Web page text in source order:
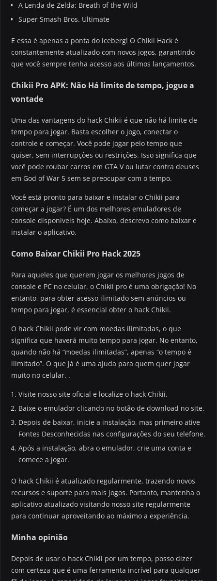
A Lenda de Zelda: Breath of the Wild
Super Smash Bros. Ultimate
E essa é apenas a ponta do iceberg! O Chikii Hack é
constantemente atualizado com novos jogos, garantindo
que você sempre tenha acesso aos últimos lançamentos.
Chikii Pro APK: Não Há limite de tempo, jogue a
vontade
Uma das vantagens do hack Chikii é que não há limite de
tempo para jogar. Basta escolher o jogo, conectar o
controle e começar. Você pode jogar pelo tempo que
quiser, sem interrupções ou restrições. Isso significa que
você pode roubar carros em GTA V ou lutar contra deuses
em God of War 5 sem se preocupar com o tempo.
Você está pronto para baixar e instalar o Chikii para
começar a jogar? É um dos melhores emuladores de
console disponíveis hoje. Abaixo, descrevo como baixar e
instalar o aplicativo.
Como Baixar Chikii Pro Hack 2025
Para aqueles que querem jogar os melhores jogos de
console e PC no celular, o Chikii pro é uma obrigação! No
entanto, para obter acesso ilimitado sem anúncios ou
tempo para jogar, é essencial obter o hack Chikii.
O hack Chikii pode vir com moedas ilimitadas, o que
significa que haverá muito tempo para jogar. No entanto,
quando não há “moedas ilimitadas”, apenas “o tempo é
ilimitado”. O que já é uma ajuda para quem quer jogar
muito no celular. .
Visite nosso site oficial e localize o hack Chikii.
Baixe o emulador clicando no botão de download no site.
Depois de baixar, inicie a instalação, mas primeiro ative
Fontes Desconhecidas nas configurações do seu telefone.
Após a instalação, abra o emulador, crie uma conta e
comece a jogar.
O hack Chikii é atualizado regularmente, trazendo novos
recursos e suporte para mais jogos. Portanto, mantenha o
aplicativo atualizado visitando nosso site regularmente
para continuar aproveitando ao máximo a experiência.
Minha opinião
Depois de usar o hack Chikii por um tempo, posso dizer
com certeza que é uma ferramenta incrível para qualquer